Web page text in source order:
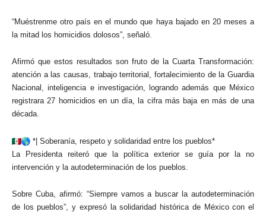
“Muéstrenme otro país en el mundo que haya bajado en 20 meses a
la mitad los homicidios dolosos”, señaló.
Afirmó que estos resultados son fruto de la Cuarta Transformación:
atención a las causas, trabajo territorial, fortalecimiento de la Guardia
Nacional, inteligencia e investigación, logrando además que México
registrara 27 homicidios en un día, la cifra más baja en más de una
década.
*| Soberanía, respeto y solidaridad entre los pueblos*
La Presidenta reiteró que la política exterior se guía por la no
intervención y la autodeterminación de los pueblos.
Sobre Cuba, afirmó: “Siempre vamos a buscar la autodeterminación
de los pueblos”, y expresó la solidaridad histórica de México con el